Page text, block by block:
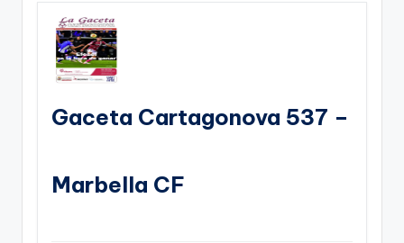
Gaceta Cartagonova 537 –
Marbella CF